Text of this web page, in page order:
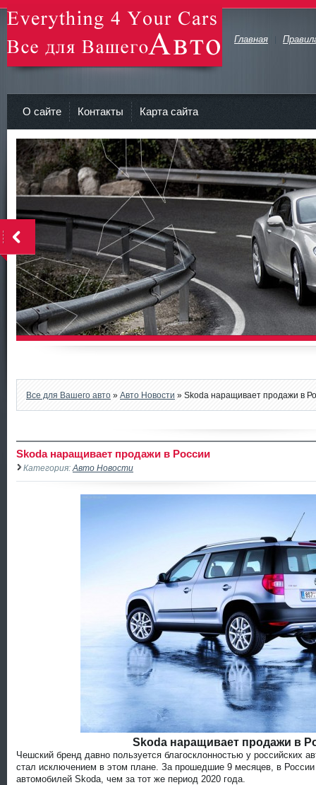
avto-zv.ru - Все для Вашего авто
Главная
О сайте Контакты Карта сайта
Все для Вашего авто » Авто Новости » Skoda наращивает продажи в
Skoda наращивает продажи в России
Категория: Авто Новости
Skoda наращивает продажи в
Чешский бренд давно пользуется благосклонностью у российских
стал исключением в этом плане. За прошедшие 9 месяцев, в
автомобилей Skoda, чем за тот же период 2020 года.